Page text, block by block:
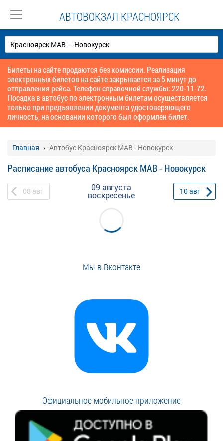
АВТОВОКЗАЛ КРАСНОЯРСК
Билеты на сайте продаются без комиссии. Реализация
электронных билетов на сайте закрывается за 5 минут до
отправления рейса. Телефон справочной службы: 220-11-72.
Посадка в автобус по электронным билетам осуществляется
только при предъявлении документа удостоверяющего
личность, на основании которого был оформлен билет.
Главная Автобус Красноярск МАВ - Новокурск
Расписание автобуса Красноярск МАВ - Новокурск
08 авг 09 августа
воскресенье 10авг
Мы в Вконтакте
Официальное мобильное приложение